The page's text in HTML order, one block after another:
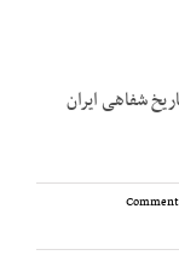
شفاهی ایران